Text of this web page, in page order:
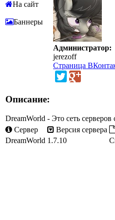
На сайт
Баннеры
Администратор:
jerezoff
Страница
Описание:
DreamWorld - Это сеть
Сервер
Версия сервера
DreamWorld 1.7.10